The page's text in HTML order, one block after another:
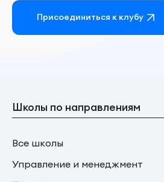
Присоединиться к клубу
Школы по направлениям
Все школы
Управление и менеджмент